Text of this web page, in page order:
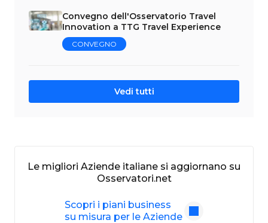
Convegno dell'Osservatorio Travel
Innovation a TTG Travel Experience
CONVEGNO
Vedi tutti
Le migliori Aziende italiane si aggiornano su
Osservatori.net
Scopri i piani business
su misura per le Aziende